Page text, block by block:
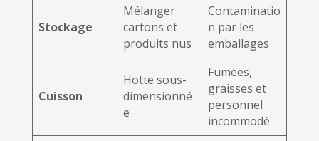
Stockage
Mélanger
cartons et
produits nus
Contaminatio
n par les
emballages
Cuisson
Hotte sous-
dimensionné
e
Fumées,
graisses et
personnel
incommodé